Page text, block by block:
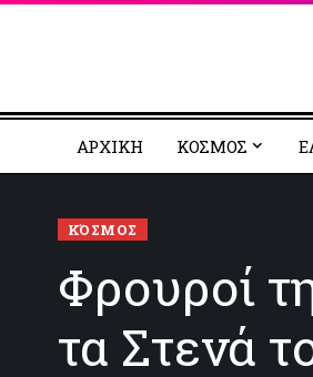
ΑΡΧΙΚΗ ΚΟΣΜΟΣ
ΚΌΣΜΟΣ
Φρουροί
τα Στενά